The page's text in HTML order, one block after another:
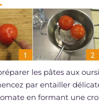
les pâtes aux
par entailler
en formant une